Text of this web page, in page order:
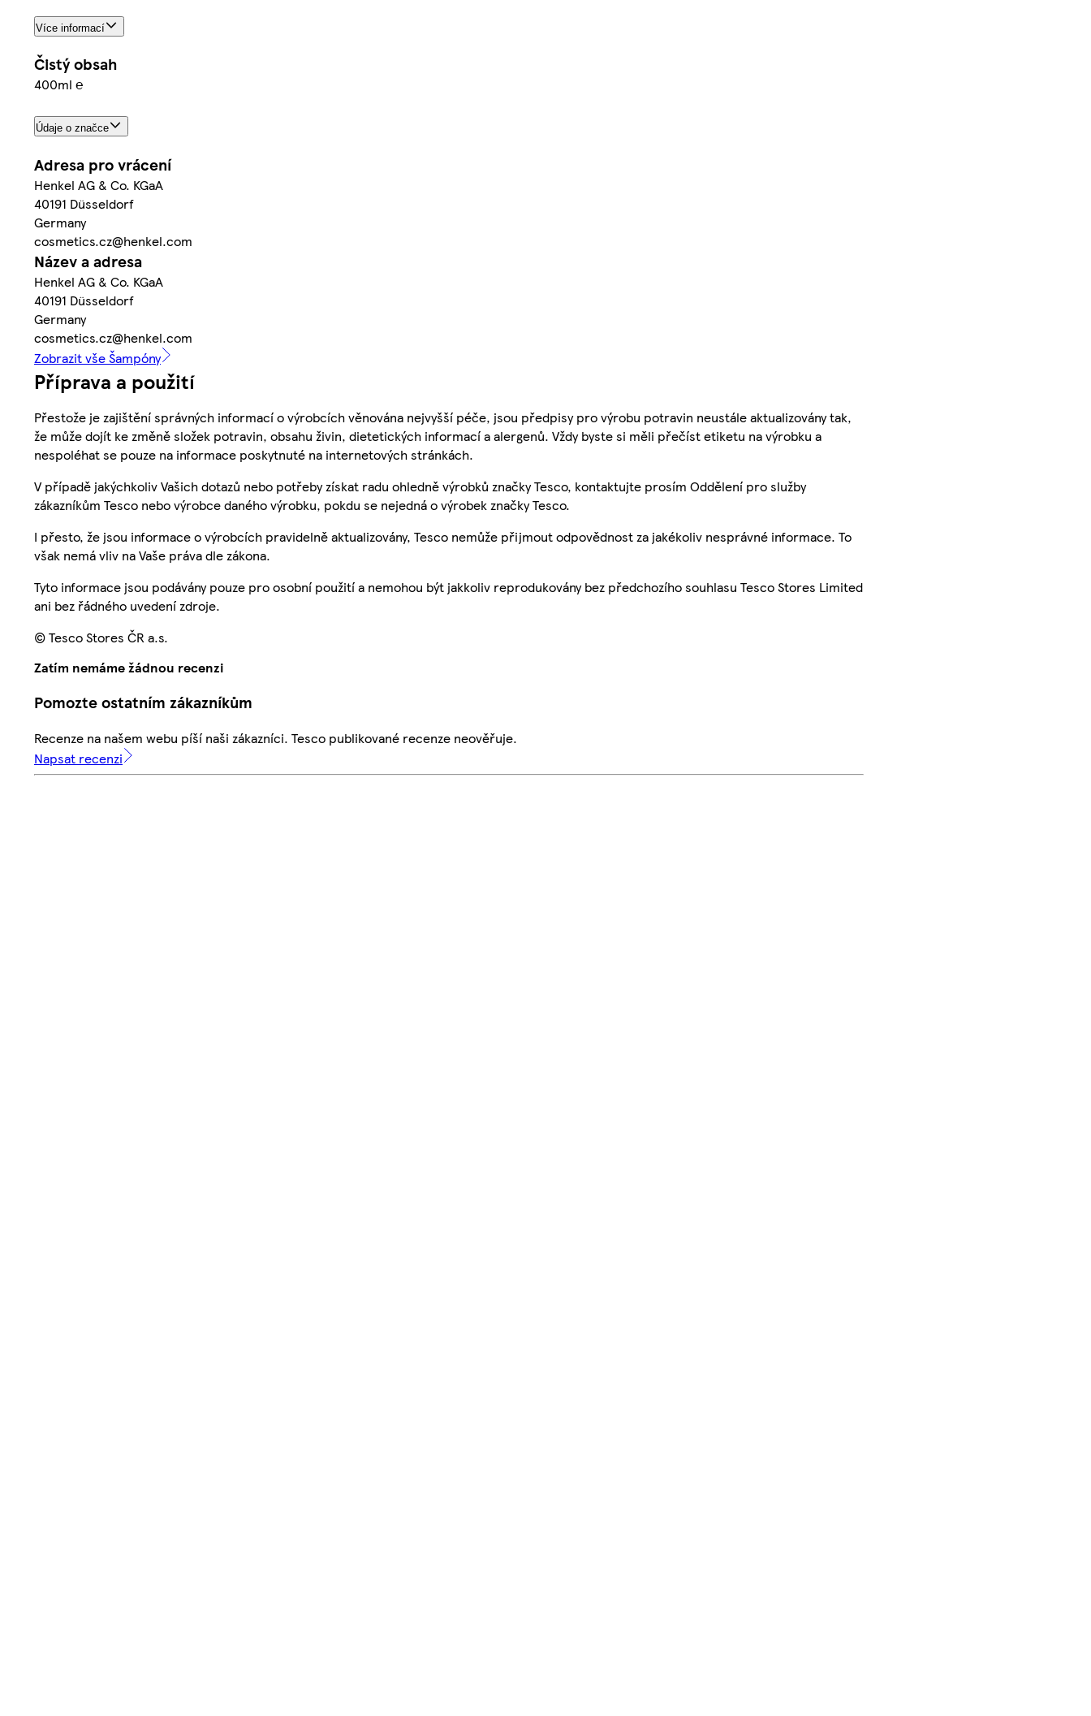
Více informací
Čistý obsah
400ml ℮
Údaje o značce
Adresa pro vrácení
Henkel AG & Co. KGaA
40191 Düsseldorf
Germany
cosmetics.cz@henkel.com
Název a adresa
Henkel AG & Co. KGaA
40191 Düsseldorf
Germany
cosmetics.cz@henkel.com
Zobrazit vše Šampóny
Příprava a použití
Přestože je zajištění správných informací o výrobcích věnována nejvyšší péče, jsou předpisy pro výrobu potravin neustále aktualizovány tak,
že může dojít ke změně složek potravin, obsahu živin, dietetických informací a alergenů. Vždy byste si měli přečíst etiketu na výrobku a
nespoléhat se pouze na informace poskytnuté na internetových stránkách.
V případě jakýchkoliv Vašich dotazů nebo potřeby získat radu ohledně výrobků značky Tesco, kontaktujte prosím Oddělení pro služby
zákazníkům Tesco nebo výrobce daného výrobku, pokdu se nejedná o výrobek značky Tesco.
I přesto, že jsou informace o výrobcích pravidelně aktualizovány, Tesco nemůže přijmout odpovědnost za jakékoliv nesprávné informace. To
však nemá vliv na Vaše práva dle zákona.
Tyto informace jsou podávány pouze pro osobní použití a nemohou být jakkoliv reprodukovány bez předchozího souhlasu Tesco Stores Limited
ani bez řádného uvedení zdroje.
© Tesco Stores ČR a.s.
Zatím nemáme žádnou recenzi
Pomozte ostatním zákazníkům
Recenze na našem webu píší naši zákazníci. Tesco publikované recenze neověřuje.
Napsat recenzi